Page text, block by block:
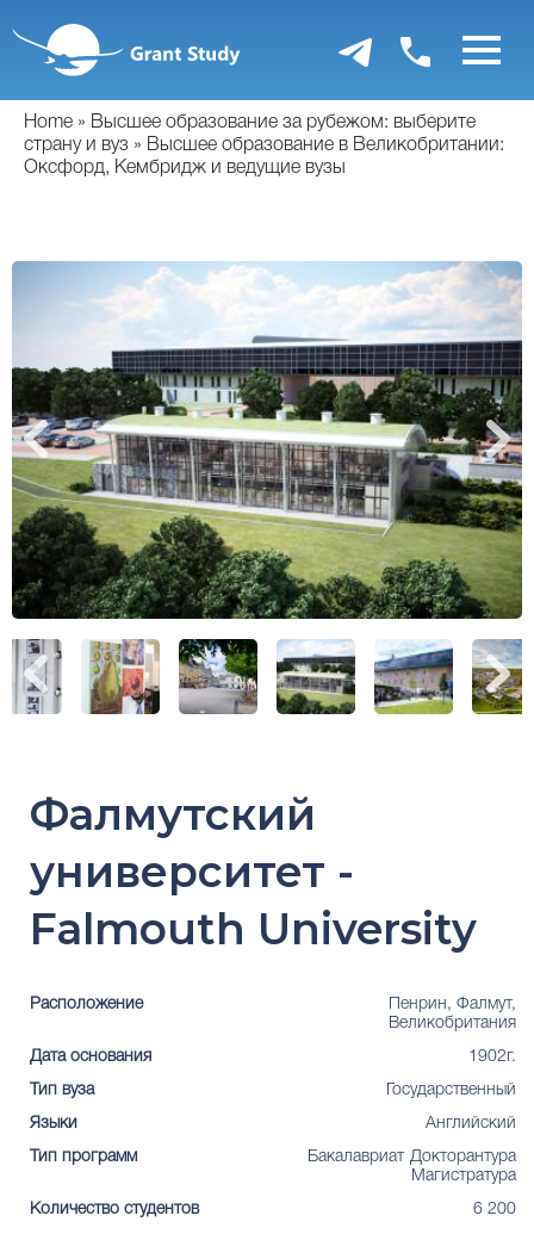
основному
содержанию
Home
Высшее образование за рубежом: выберите
страну и вуз
Высшее образование в Великобритании:
Оксфорд, Кембридж и ведущие вузы
Фалмутский
университет -
Falmouth University
Расположение
Пенрин, Фалмут,
Великобритания
Дата основания 1902г.
Тип вуза Государственный
Языки Английский
Тип программ Бакалавриат Докторантура
Магистратура
Количество студентов 6 200